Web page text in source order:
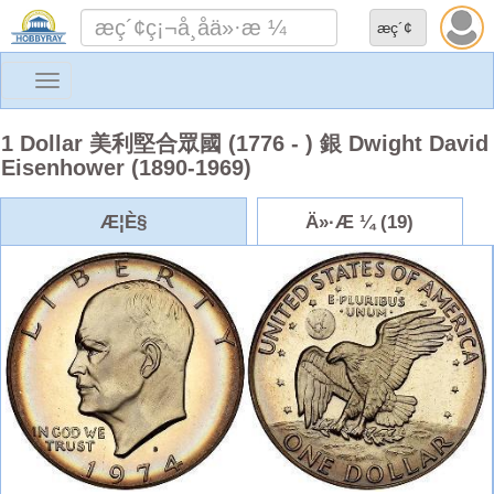
Toggle
1 Dollar 美利堅合眾國 (1776 - ) 銀 Dwight David
Eisenhower (1890-1969)
Æ¦È§ Ä»·Æ ¼ (19)